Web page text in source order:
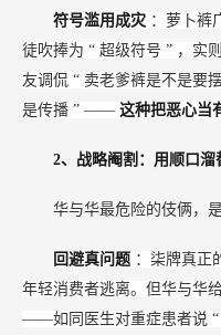
符号滥用成灾 ：萝卜裤
徒吹捧为 “ 超级符号 ” ，实
友调侃 “ 卖老爹裤是不是要
是传播 ” —— 这种把恶心当
2、战略阉割：用顺口溜
华与华最危险的伎俩，
回避真问题 ：柒牌真正
年轻消费者逃离。但华与华
——如同医生对重症患者说 “